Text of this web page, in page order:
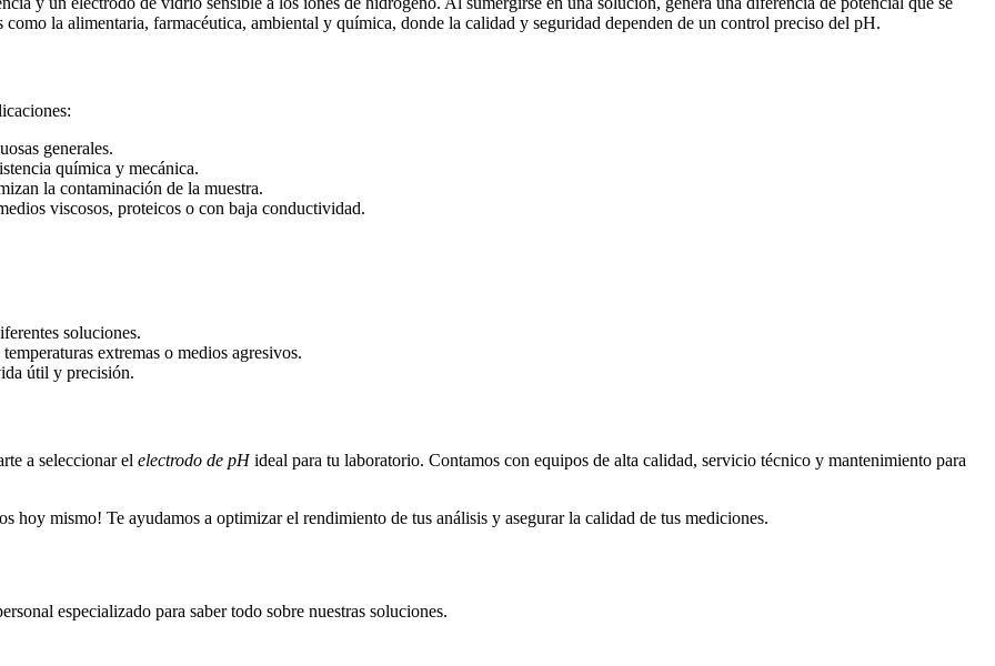
la alimentaria, farmacéutica, ambiental y química, donde la calidad y seguridad dependen de un control preciso del pH.
generales.
química y mecánica.
la contaminación de la muestra.
viscosos, proteicos o con baja conductividad.
soluciones.
extremas o medios agresivos.
útil y precisión.
a seleccionar el electrodo de pHideal para tu laboratorio. Contamos con equipos de alta calidad, servicio técnico y mantenimiento para
hoy mismo! Te ayudamos a optimizar el rendimiento de tus análisis y asegurar la calidad de tus mediciones.
especializado para saber todo sobre nuestras soluciones.